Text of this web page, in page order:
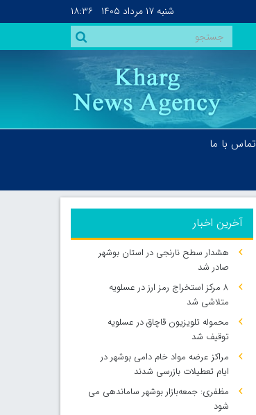
شنبه ۱۷ مرداد ۱۴۰۵ ۱۸:۳۶
تماس با ما
آخرین اخبار
هشدار سطح نارنجی در استان بوشهر
صادر شد
۸ مرکز استخراج رمز ارز در عسلویه
متلاشی شد
محموله تلویزیون قاچاق در عسلویه
توقیف شد
مراکز عرضه مواد خام دامی بوشهر در
ایام تعطیلات بازرسی شدند
مظفری: جمعه‌بازار بوشهر ساماندهی می‌
شود